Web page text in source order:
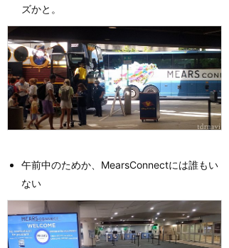
ズかと。
午前中のためか、MearsConnectには誰もい
ない